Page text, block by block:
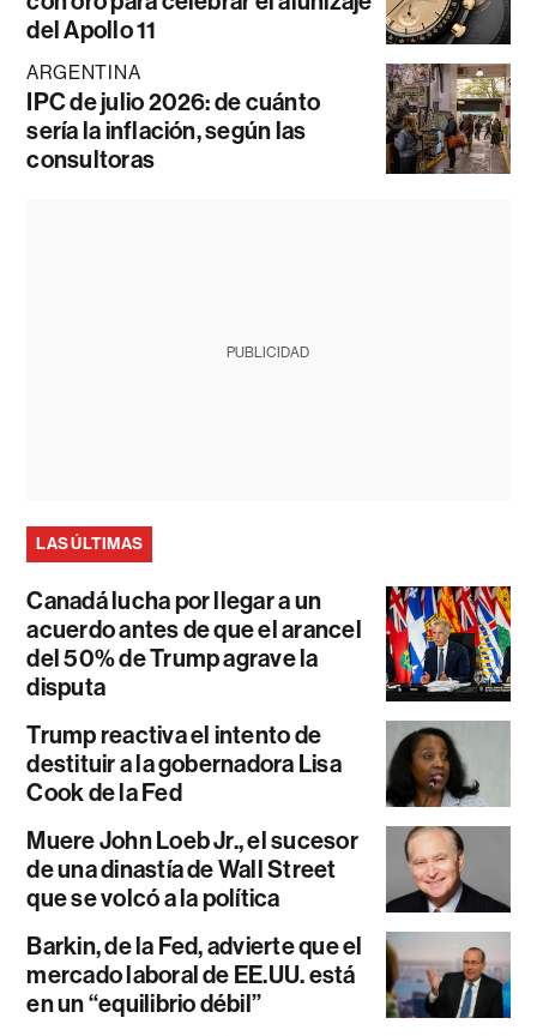
del Apollo 11
ARGENTINA
IPC de julio 2026: de cuánto
sería la inflación, según las
consultoras
PUBLICIDAD
LAS ÚLTIMAS
Canadá lucha por llegar a un
acuerdo antes de que el arancel
del 50% de Trump agrave la
disputa
Trump reactiva el intento de
destituir a la gobernadora Lisa
Cook de la Fed
Muere John Loeb Jr., el sucesor
de una dinastía de Wall Street
que se volcó a la política
Barkin, de la Fed, advierte que el
mercado laboral de EE.UU. está
en un “equilibrio débil”